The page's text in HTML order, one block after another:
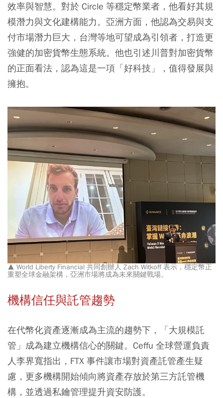
效率與智慧。對於 Circle 等穩定幣業者，他看好其規
模潛力與文化建構能力。亞洲方面，他認為交易與支
付市場潛力巨大，台灣等地可望成為引領者，打造更
強健的加密貨幣生態系統。他也引述川普對加密貨幣
的正面看法，認為這是一項「好科技」，值得發展與
擁抱。
▲ World Liberty Financial 共同創辦人 Zach Witkoff 表示，穩定幣正
重塑全球金融架構，亞洲市場將成為未來關鍵戰場。
機構信任與託管趨勢
在代幣化資產逐漸成為主流的趨勢下，「大規模託
管」成為建立機構信心的關鍵。Ceffu 全球營運負責
人李界寬指出，FTX 事件讓市場對資產託管產生疑
慮，更多機構開始傾向將資產存放於第三方託管機
構，並透過私鑰管理提升資安防護。